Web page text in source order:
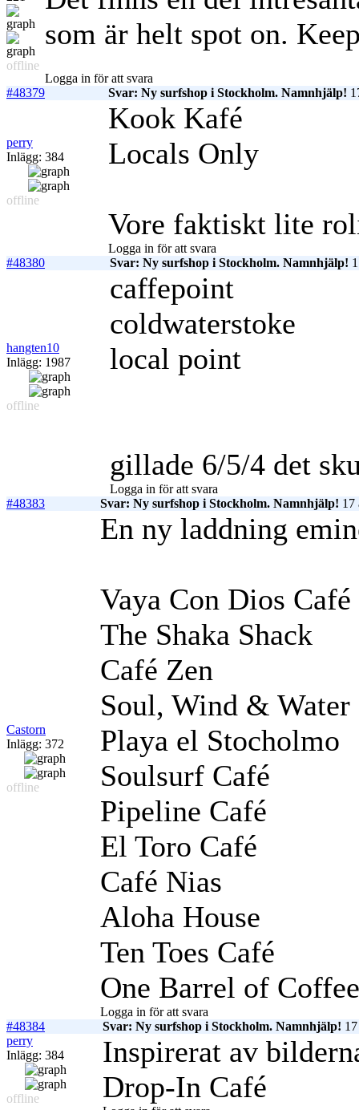
offline
som är helt spot on.
Logga in för att svara
#48379
Svar: Ny surfshop i Stockholm. Namnhjälp!
perry
Inlägg: 384
offline
Kook Kafé
Locals Only
Vore faktiskt lite
Logga in för att svara
#48380
Svar: Ny surfshop i Stockholm. Namnhjälp!
hangten10
Inlägg: 1987
offline
caffepoint
coldwaterstoke
local point
gillade 6/5/4 det
Logga in för att svara
#48383
Svar: Ny surfshop i Stockholm. Namnhjälp! 17
Castorn
Inlägg: 372
offline
En ny laddning
Vaya Con Dios Café
The Shaka Shack
Café Zen
Soul, Wind & Water
Playa el Stocholmo
Soulsurf Café
Pipeline Café
El Toro Café
Café Nias
Aloha House
Ten Toes Café
One Barrel of Coffee
Logga in för att svara
#48384
Svar: Ny surfshop i Stockholm. Namnhjälp!
perry
Inlägg: 384
offline
Inspirerat av
Drop-In Café